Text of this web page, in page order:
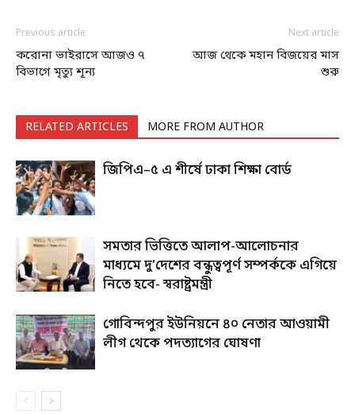
Previous article
করোনা ভাইরাসে আজও ৭
বিভাগে মৃত্যু শূন্য
Next article
আজ থেকে মহান বিজয়ের মাস
শুরু
RELATED ARTICLES MORE FROM AUTHOR
জিপিএ–৫ এ শীর্ষে ঢাকা শিক্ষা বোর্ড
সমতার ভিত্তিতে আলাপ-আলোচনার
মাধ্যমে দু’দেশের বন্ধুত্বপূর্ণ সম্পর্ককে এগিয়ে
নিতে হবে- স্বরাষ্ট্রমন্ত্রী
গোবিন্দপুর ইউনিয়নে ৪০ নেতার আওয়ামী
লীগ থেকে পদত্যাগের ঘোষণা